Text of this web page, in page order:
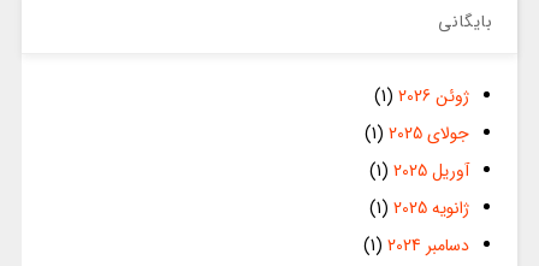
بایگانی
ژوئن 2026
(1)
جولای 2025
(1)
آوریل 2025
(1)
ژانویه 2025
(1)
دسامبر 2024
(1)